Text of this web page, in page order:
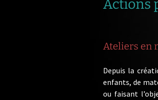
Actions
Ateliers en
Depuis la
enfants, de
ou faisant